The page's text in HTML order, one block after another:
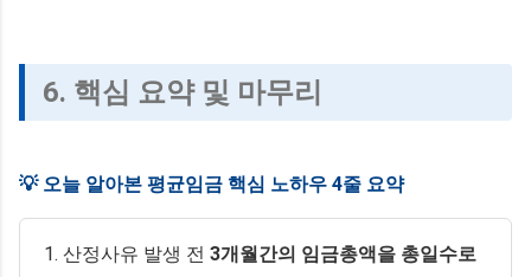
6. 핵심 요약 및 마무리
💡 오늘 알아본 평균임금 핵심 노하우 4줄 요약
1. 산정사유 발생 전 3개월간의 임금총액을 총일수로